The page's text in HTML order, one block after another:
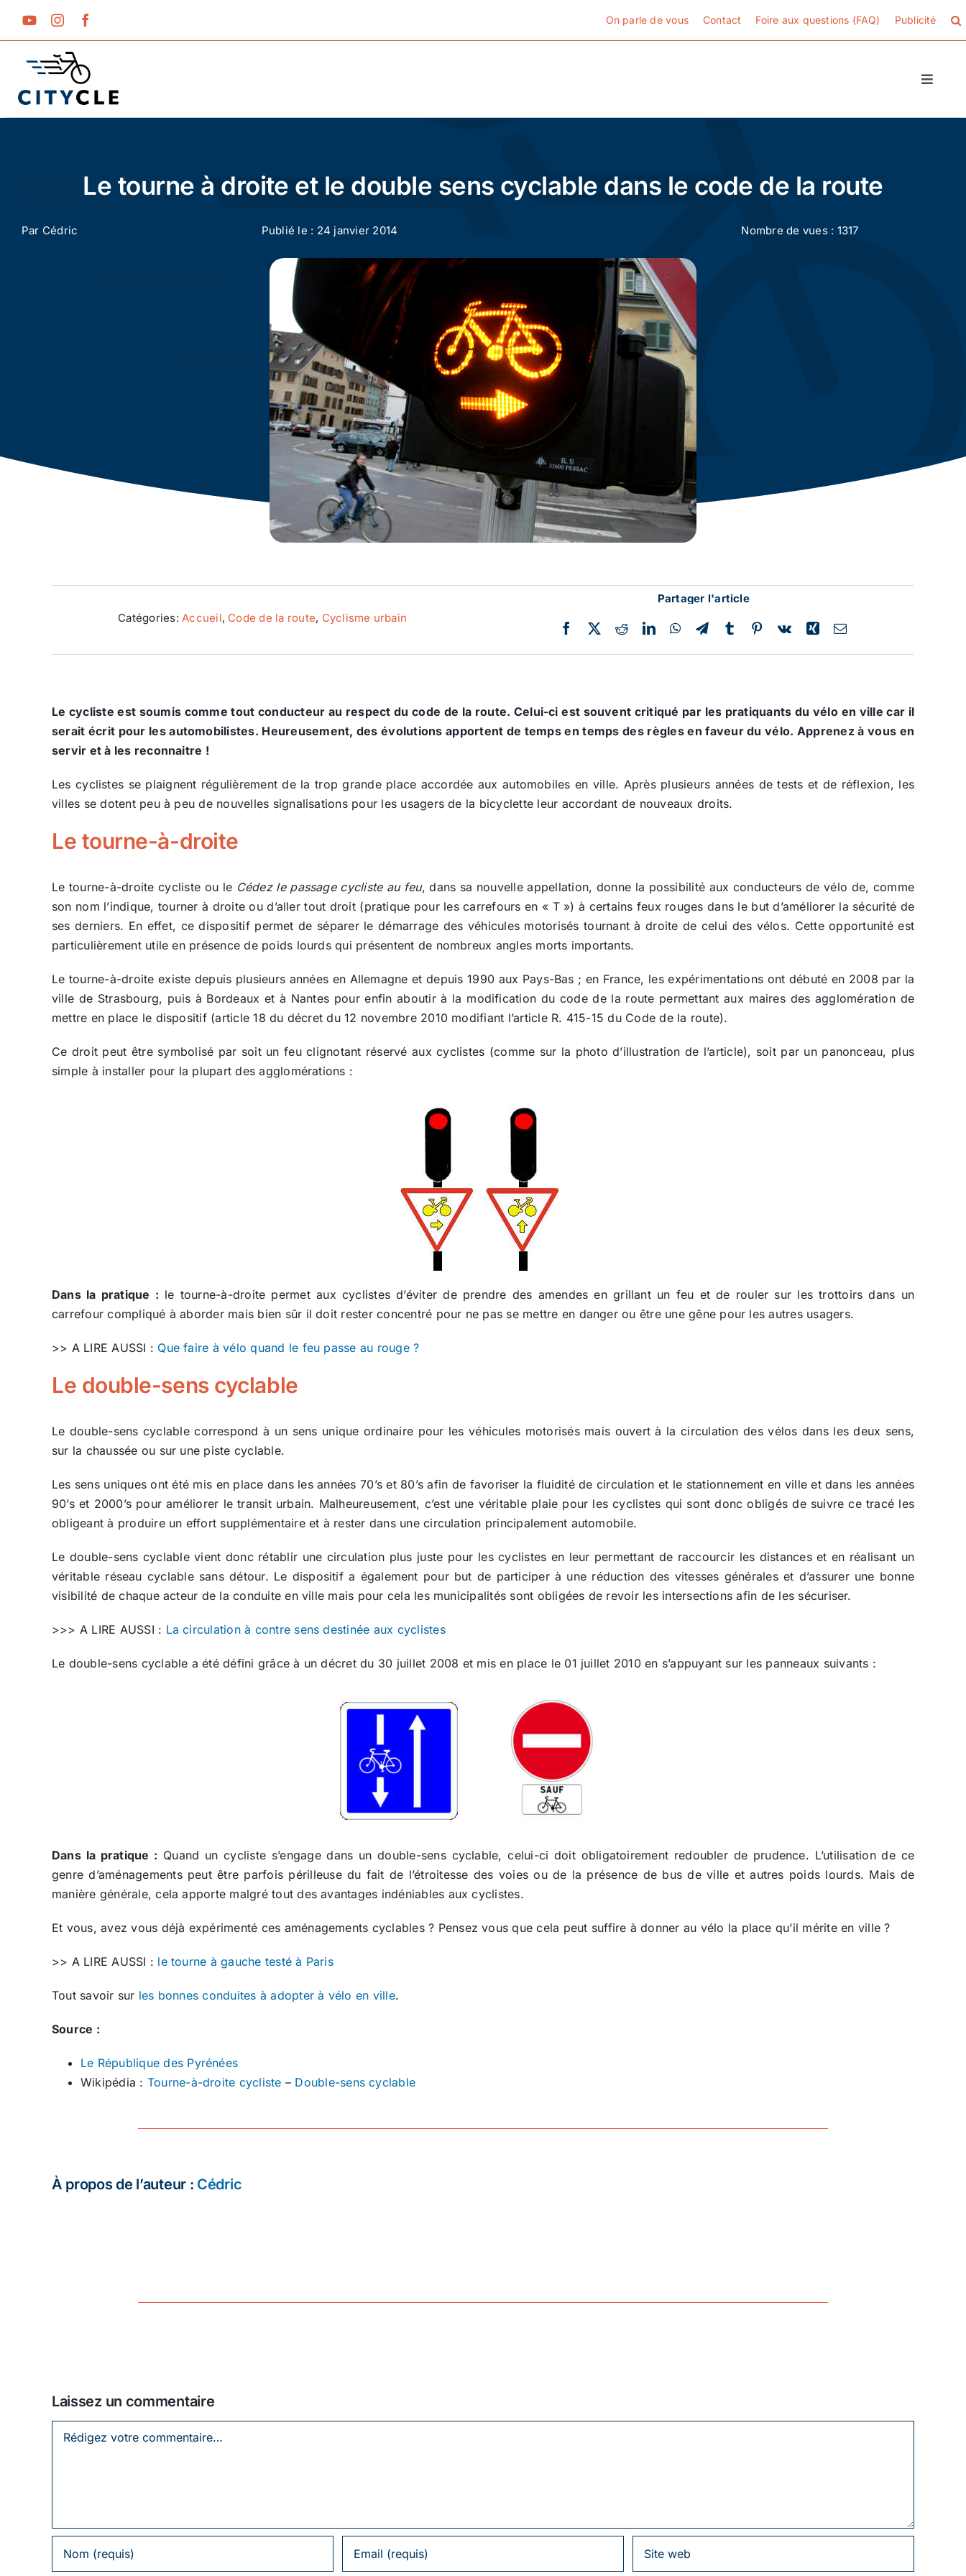
On parle de vous Contact Foire aux questions (FAQ) Publicité
Toggle
Cyclotourisme
Vélos de ville
Conseils
Actualité
Ecologie
Le tourne à droite et le double sens cyclable dans le code de la route
Par Cédric Publié le : 24 janvier 2014 Nombre de vues : 1317
Catégories: Accueil, Code de la route, Cyclisme urbain
Partager l'article
Le cycliste est soumis comme tout conducteur au respect du code de la route. Celui-ci est souvent critiqué par les pratiquants du vélo en ville car il
serait écrit pour les automobilistes. Heureusement, des évolutions apportent de temps en temps des règles en faveur du vélo. Apprenez à vous en
servir et à les reconnaitre !
Les cyclistes se plaignent régulièrement de la trop grande place accordée aux automobiles en ville. Après plusieurs années de tests et de réflexion, les
villes se dotent peu à peu de nouvelles signalisations pour les usagers de la bicyclette leur accordant de nouveaux droits.
Le tourne-à-droite
Le tourne-à-droite cycliste ou le Cédez le passage cycliste au feu, dans sa nouvelle appellation, donne la possibilité aux conducteurs de vélo de, comme
son nom l’indique, tourner à droite ou d’aller tout droit (pratique pour les carrefours en « T ») à certains feux rouges dans le but d’améliorer la sécurité de
ses derniers. En effet, ce dispositif permet de séparer le démarrage des véhicules motorisés tournant à droite de celui des vélos. Cette opportunité est
particulièrement utile en présence de poids lourds qui présentent de nombreux angles morts importants.
Le tourne-à-droite existe depuis plusieurs années en Allemagne et depuis 1990 aux Pays-Bas ; en France, les expérimentations ont débuté en 2008 par la
ville de Strasbourg, puis à Bordeaux et à Nantes pour enfin aboutir à la modification du code de la route permettant aux maires des agglomération de
mettre en place le dispositif (article 18 du décret du 12 novembre 2010 modifiant l’article R. 415-15 du Code de la route).
Ce droit peut être symbolisé par soit un feu clignotant réservé aux cyclistes (comme sur la photo d’illustration de l’article), soit par un panonceau, plus
simple à installer pour la plupart des agglomérations :
Dans la pratique : le tourne-à-droite permet aux cyclistes d’éviter de prendre des amendes en grillant un feu et de rouler sur les trottoirs dans un
carrefour compliqué à aborder mais bien sûr il doit rester concentré pour ne pas se mettre en danger ou être une gêne pour les autres usagers.
>> A LIRE AUSSI : Que faire à vélo quand le feu passe au rouge ?
Le double-sens cyclable
Le double-sens cyclable correspond à un sens unique ordinaire pour les véhicules motorisés mais ouvert à la circulation des vélos dans les deux sens,
sur la chaussée ou sur une piste cyclable.
Les sens uniques ont été mis en place dans les années 70’s et 80’s afin de favoriser la fluidité de circulation et le stationnement en ville et dans les années
90’s et 2000’s pour améliorer le transit urbain. Malheureusement, c’est une véritable plaie pour les cyclistes qui sont donc obligés de suivre ce tracé les
obligeant à produire un effort supplémentaire et à rester dans une circulation principalement automobile.
Le double-sens cyclable vient donc rétablir une circulation plus juste pour les cyclistes en leur permettant de raccourcir les distances et en réalisant un
véritable réseau cyclable sans détour. Le dispositif a également pour but de participer à une réduction des vitesses générales et d’assurer une bonne
visibilité de chaque acteur de la conduite en ville mais pour cela les municipalités sont obligées de revoir les intersections afin de les sécuriser.
>>> A LIRE AUSSI : La circulation à contre sens destinée aux cyclistes
Le double-sens cyclable a été défini grâce à un décret du 30 juillet 2008 et mis en place le 01 juillet 2010 en s’appuyant sur les panneaux suivants :
Dans la pratique : Quand un cycliste s’engage dans un double-sens cyclable, celui-ci doit obligatoirement redoubler de prudence. L’utilisation de ce
genre d’aménagements peut être parfois périlleuse du fait de l’étroitesse des voies ou de la présence de bus de ville et autres poids lourds. Mais de
manière générale, cela apporte malgré tout des avantages indéniables aux cyclistes.
Et vous, avez vous déjà expérimenté ces aménagements cyclables ? Pensez vous que cela peut suffire à donner au vélo la place qu’il mérite en ville ?
>> A LIRE AUSSI : le tourne à gauche testé à Paris
Tout savoir sur les bonnes conduites à adopter à vélo en ville.
Source :
Le République des Pyrénées
Wikipédia : Tourne-à-droite cycliste – Double-sens cyclable
À propos de l’auteur : Cédric
Laissez un commentaire
Laissez